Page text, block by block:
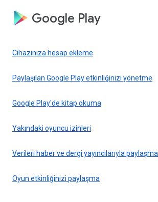
Google Play
Cihazınıza hesap ekleme
Paylaşılan Google Play etkinliğinizi yönetme
Google Play'de kitap okuma
Yakındaki oyuncu izinleri
Verileri haber ve dergi yayıncılarıyla paylaşma
Oyun etkinliğinizi paylaşma